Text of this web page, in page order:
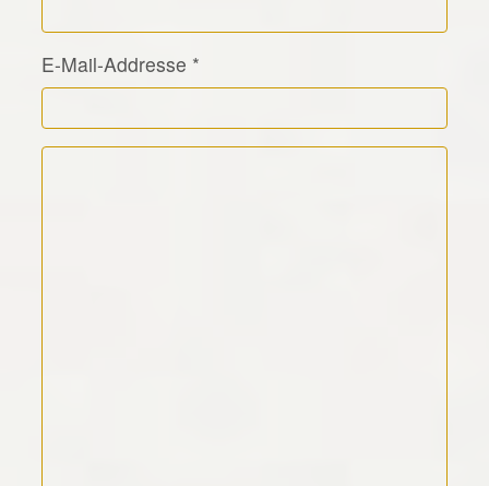
E-Mail-Addresse *
Kommentar Text